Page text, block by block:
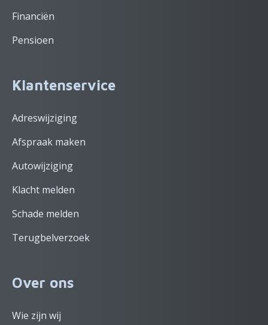
Financiën
Pensioen
Klantenservice
Adreswijziging
Afspraak maken
Autowijziging
Klacht melden
Schade melden
Terugbelverzoek
Over ons
Wie zijn wij